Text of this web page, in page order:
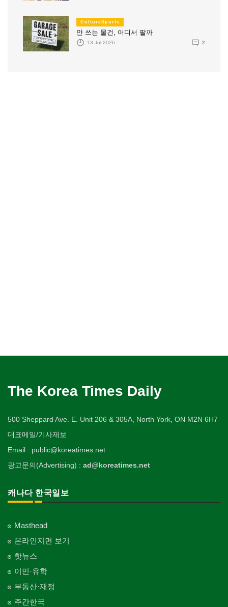
CultureSports
안 쓰는 물건, 어디서 팔까
13 Jul 2026 2
The Korea Times Daily
500 Sheppard Ave. E. Unit 206 & 305A, North York, ON M2N 6H7
대표메일/기사제보
Email : public@koreatimes.net
광고문의(Advertising) : ad@koreatimes.net
캐나다 한국일보
Masthead
온라인지면 보기
핫뉴스
이민·유학
부동산·재정
주간한국